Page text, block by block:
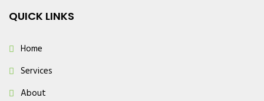
QUICK LINKS
Home
Services
About